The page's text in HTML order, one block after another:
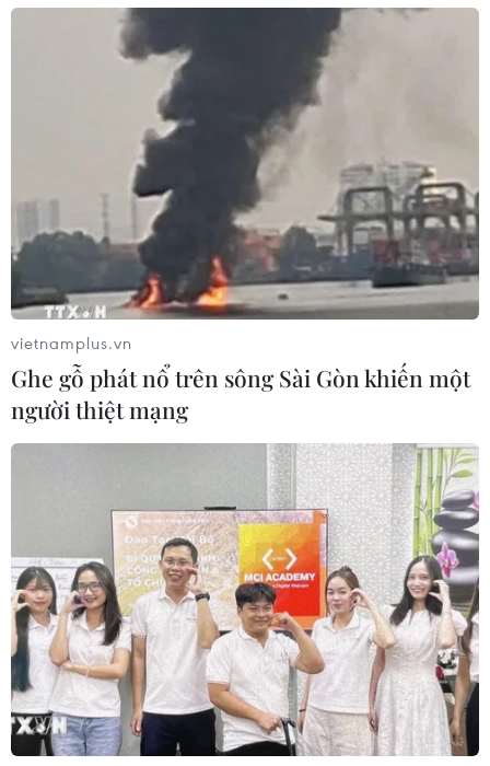
vietnamplus.vn
Ghe gỗ phát nổ trên sông Sài Gòn khiến một
người thiệt mạng